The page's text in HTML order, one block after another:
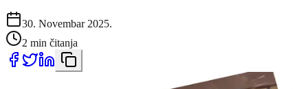
30. Novembar 2025.
2 min čitanja